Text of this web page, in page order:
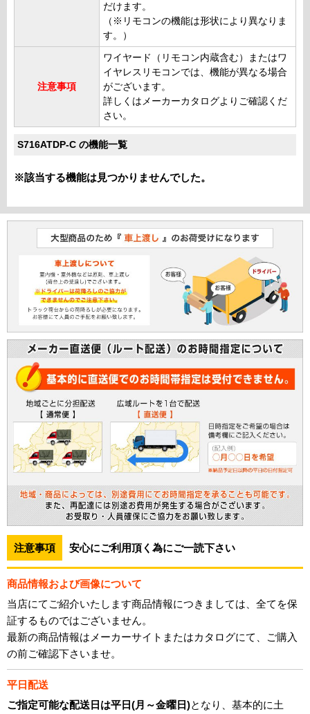
だけます。
（※リモコンの機能は形状により異なりま
す。）
注意事項
ワイヤード（リモコン内蔵含む）またはワ
イヤレスリモコンでは、機能が異なる場合
がございます。
詳しくはメーカーカタログよりご確認くだ
さい。
S716ATDP-C の機能一覧
※該当する機能は見つかりませんでした。
注意事項 安心にご利用頂く為にご一読下さい
商品情報および画像について
当店にてご紹介いたします商品情報につきましては、全てを保
証するものではございません。
最新の商品情報はメーカーサイトまたはカタログにて、ご購入
の前ご確認下さいませ。
平日配送
ご指定可能な配送日は平日(月～金曜日)となり、基本的に土